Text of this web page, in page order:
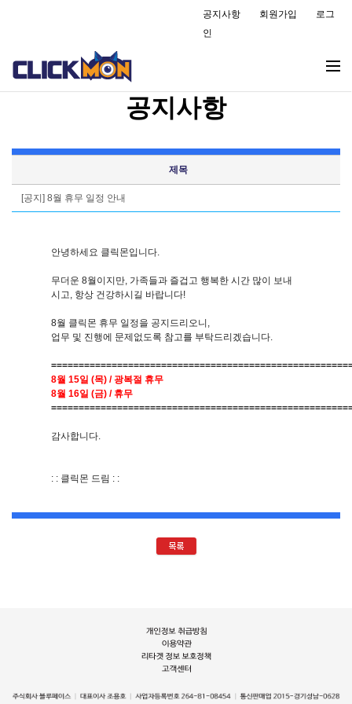
공지사항 회원가입
로그
인
공지사항
제목
[공지] 8월 휴무 일정 안내
안녕하세요 클릭몬입니다.
무더운 8월이지만, 가족들과 즐겁고 행복한 시간 많이 보내
시고, 항상 건강하시길 바랍니다!
8월 클릭몬 휴무 일정을 공지드리오니,
업무 및 진행에 문제없도록 참고를 부탁드리겠습니다.
8월 15일 (목) / 광복절 휴무
8월 16일 (금) / 휴무
감사합니다.
: : 클릭몬 드림 : :